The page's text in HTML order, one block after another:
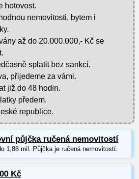
hotovost.
nemovitosti, bytem i
až do 20.000.000,- Kč se
splatit bez sankcí.
přijedeme za vámi.
již do 48 hodin.
předem.
republice.
půjčka ručená nemovitostí
1,88 mil. Půjčka je ručená nemovitostí.
Kč